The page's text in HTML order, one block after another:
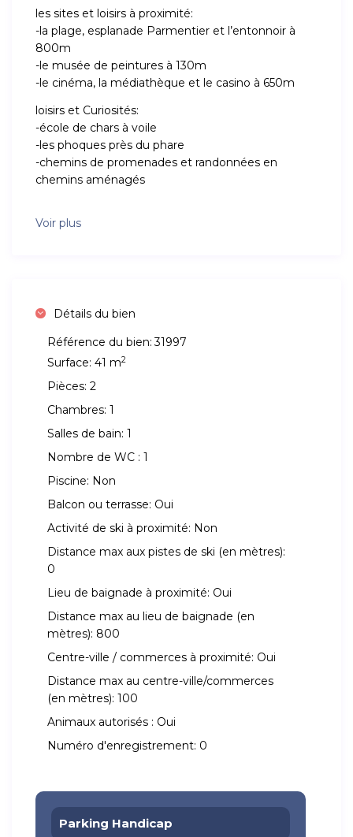
les sites et loisirs à proximité:
-la plage, esplanade Parmentier et l’entonnoir à
800m
-le musée de peintures à 130m
-le cinéma, la médiathèque et le casino à 650m
loisirs et Curiosités:
-école de chars à voile
-les phoques près du phare
-chemins de promenades et randonnées en
chemins aménagés
Voir plus
Détails du bien
Référence du bien: 31997
Surface: 41 m2
Pièces: 2
Chambres: 1
Salles de bain: 1
Nombre de WC : 1
Piscine: Non
Balcon ou terrasse: Oui
Activité de ski à proximité: Non
Distance max aux pistes de ski (en mètres):
0
Lieu de baignade à proximité: Oui
Distance max au lieu de baignade (en
mètres): 800
Centre-ville / commerces à proximité: Oui
Distance max au centre-ville/commerces
(en mètres): 100
Animaux autorisés : Oui
Numéro d'enregistrement: 0
Parking Handicap